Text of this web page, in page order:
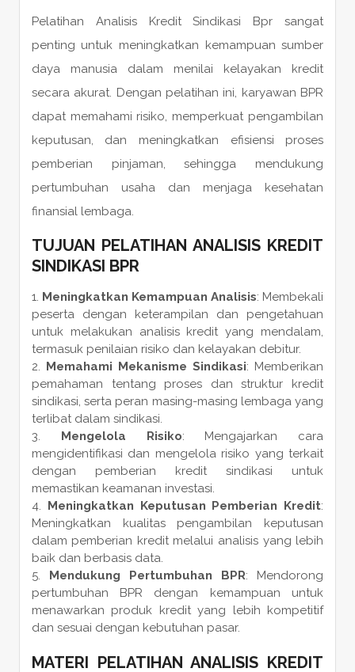
Pelatihan Analisis Kredit Sindikasi Bpr sangat
penting untuk meningkatkan kemampuan sumber
daya manusia dalam menilai kelayakan kredit
secara akurat. Dengan pelatihan ini, karyawan BPR
dapat memahami risiko, memperkuat pengambilan
keputusan, dan meningkatkan efisiensi proses
pemberian pinjaman, sehingga mendukung
pertumbuhan usaha dan menjaga kesehatan
finansial lembaga.
TUJUAN PELATIHAN ANALISIS KREDIT
SINDIKASI BPR
Meningkatkan Kemampuan Analisis: Membekali
peserta dengan keterampilan dan pengetahuan
untuk melakukan analisis kredit yang mendalam,
termasuk penilaian risiko dan kelayakan debitur.
Memahami Mekanisme Sindikasi: Memberikan
pemahaman tentang proses dan struktur kredit
sindikasi, serta peran masing-masing lembaga yang
terlibat dalam sindikasi.
Mengelola Risiko: Mengajarkan cara
mengidentifikasi dan mengelola risiko yang terkait
dengan pemberian kredit sindikasi untuk
memastikan keamanan investasi.
Meningkatkan Keputusan Pemberian Kredit:
Meningkatkan kualitas pengambilan keputusan
dalam pemberian kredit melalui analisis yang lebih
baik dan berbasis data.
Mendukung Pertumbuhan BPR: Mendorong
pertumbuhan BPR dengan kemampuan untuk
menawarkan produk kredit yang lebih kompetitif
dan sesuai dengan kebutuhan pasar.
MATERI PELATIHAN ANALISIS KREDIT